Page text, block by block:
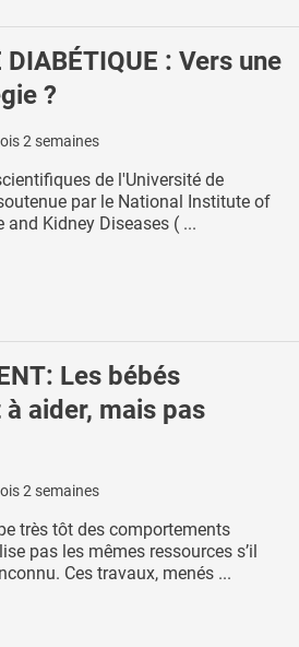
DIABÉTIQUE : Vers une
?
2 semaines
de l'Université de
par le National Institute of
and Kidney Diseases ( ...
Les bébés
aider, mais pas
2 semaines
très tôt des comportements
pas les mêmes ressources s’il
Ces travaux, menés ...